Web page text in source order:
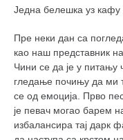
моје белешке
историја
бубиши
карате
кихон
наиханчи
Једна белешка уз кафу
Пре неки дан са
као наш представник
Чини се да је у питању
гледање почињу да ми
се од емоција. Прво
је певач могао барем
избалансира тај дарк